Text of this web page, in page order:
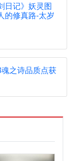
日记》妖灵图
的修真路-太岁
之诗品质点获